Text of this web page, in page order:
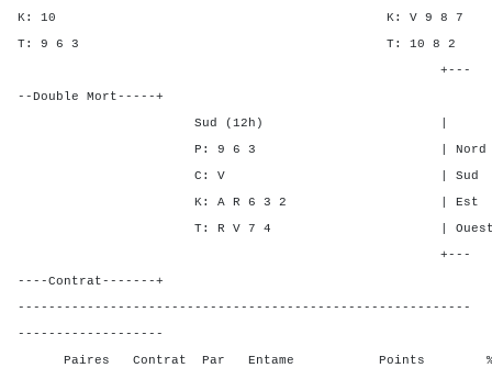
K: 10 K: V 9
T: 9 6 3 T: 10
+---
--Double Mort-----+
Sud (12h) | SA P
P: 9 6 3 | Nord 1 4
C: V | Sud 1 4 -
K: A R 6 3 2 | Est - -
T: R V 7 4 | Ouest - -
+---
----Contrat-------+
-----------------------------------------------------------
-------------------
Paires Contrat Par Entame Points %